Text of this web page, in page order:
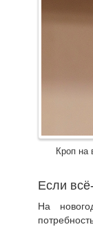
Кроп на
Если
На